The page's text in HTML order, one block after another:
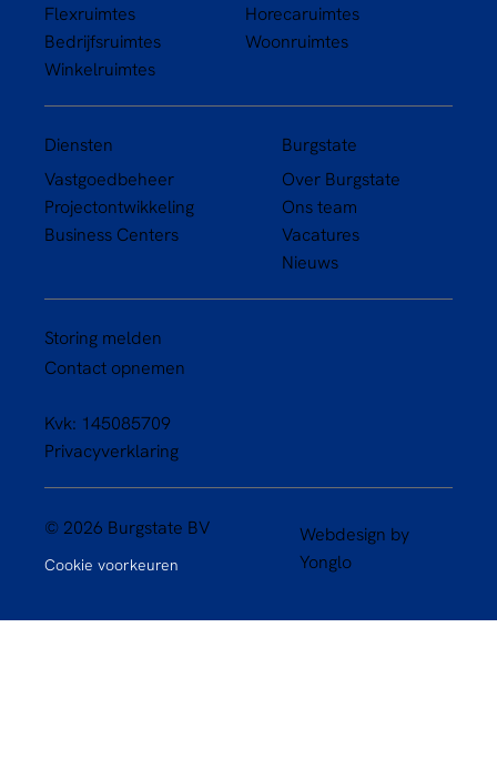
Flexruimtes
Bedrijfsruimtes
Winkelruimtes
Horecaruimtes
Woonruimtes
Diensten
Vastgoedbeheer
Projectontwikkeling
Business Centers
Burgstate
Over Burgstate
Ons team
Vacatures
Nieuws
Storing melden
Contact opnemen
Kvk: 145085709
Privacyverklaring
© 2026 Burgstate BV
Cookie voorkeuren
Webdesign by
Yonglo